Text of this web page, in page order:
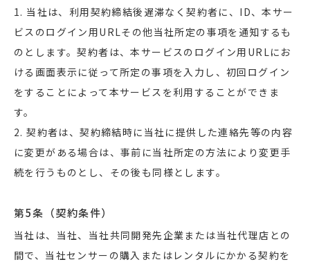
1. 当社は、利用契約締結後遅滞なく契約者に、ID、本サー
ビスのログイン用URLその他当社所定の事項を通知するも
のとします。契約者は、本サービスのログイン用URLにお
ける画面表示に従って所定の事項を入力し、初回ログイン
をすることによって本サービスを利用することができま
す。
2. 契約者は、契約締結時に当社に提供した連絡先等の内容
に変更がある場合は、事前に当社所定の方法により変更手
続を行うものとし、その後も同様とします。
第5条（契約条件）
当社は、当社、当社共同開発先企業または当社代理店との
間で、当社センサーの購入またはレンタルにかかる契約を